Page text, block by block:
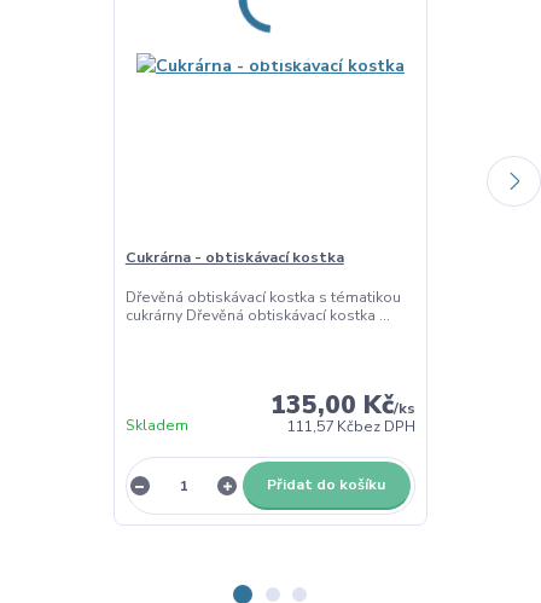
Cukrárna - obtiskávací kostka
Dřevěná obtiskávací kostka s tématikou
cukrárny Dřevěná obtiskávací kostka ...
135,00 Kč/ks
111,57 Kčbez DPH
Skladem
Přidat do košíku